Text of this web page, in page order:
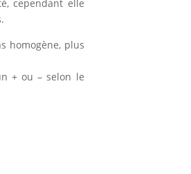
cependant elle
homogène, plus
+ ou – selon le